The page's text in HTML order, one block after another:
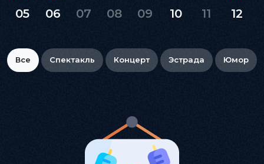
05 06 07 08 09 10 11 12
Все Спектакль Концерт Эстрада Юмор